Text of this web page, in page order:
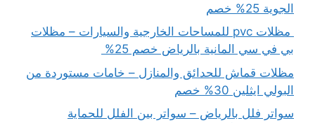
الجوية 25% خصم
مظلات pvc للمساحات الخارجية والسيارات – مظلات
بي في سي المانية بالرياض خصم 25%
مظلات قماش للحدائق والمنازل – خامات مستوردة من
البولي ايثلين 30% خصم
سواتر فلل بالرياض – سواتر بين الفلل للحماية